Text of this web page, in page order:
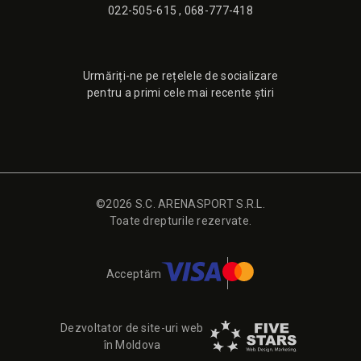
022-505-615, 068-777-418
Urmăriți-ne pe rețelele de socializare
pentru a primi cele mai recente știri
©2026 S.C. ARENASPORT S.R.L.
Toate drepturile rezervate.
Acceptăm
Dezvoltator de site-uri web
în Moldova